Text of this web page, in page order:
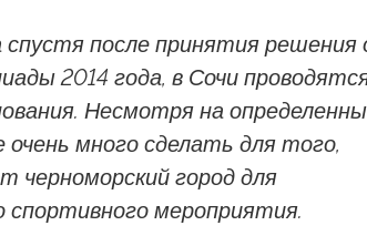
после принятия решения
2014 года, в Сочи
Несмотря на
много сделать для того,
город для
мероприятия.